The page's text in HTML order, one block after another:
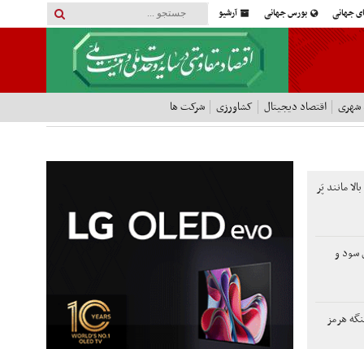
جهانی بورس جهانی آرشیو
شهری اقتصاد دیجیتال کشاورزی شرکت ها
مانند پَر
سود و
هرمز